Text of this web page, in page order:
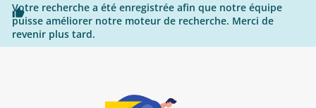

Votre recherche a été enregistrée afin que notre équipe
puisse améliorer notre moteur de recherche. Merci de
revenir plus tard.